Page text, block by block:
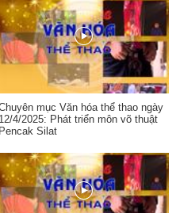
mục Văn hóa thể thao ngày
12/4/2025: Phát triển môn võ thuật
Pencak Silat